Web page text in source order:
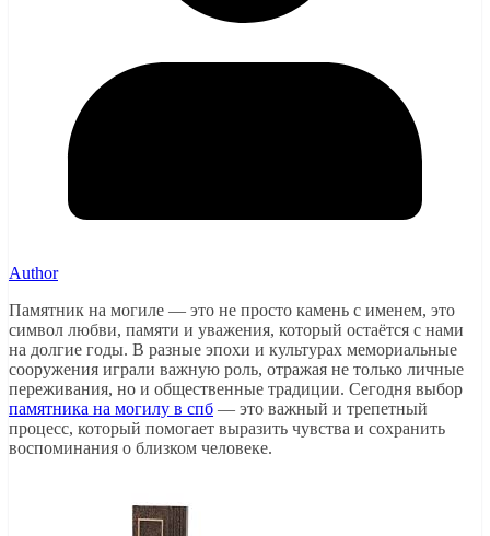
Author
Памятник на могиле — это не просто камень с именем, это
символ любви, памяти и уважения, который остаётся с нами
на долгие годы. В разные эпохи и культурах мемориальные
сооружения играли важную роль, отражая не только личные
переживания, но и общественные традиции. Сегодня выбор
памятника на могилу в спб — это важный и трепетный
процесс, который помогает выразить чувства и сохранить
воспоминания о близком человеке.